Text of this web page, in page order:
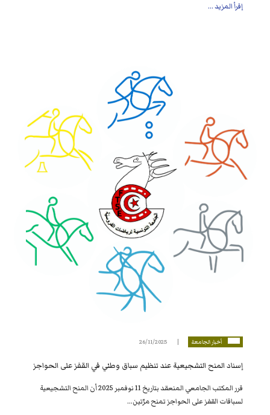
إقرأ المزيد ...
أخبار الجامعة
إسناد المنح التشجيعية عند تنظيم سباق وطني في القفز على الحواجز
قرر المكتب الجامعي المنعقد بتاريخ 11 نوفمبر 2025 أن المنح التشجيعية
لسباقات القفز على الحواجز تمنح مرّتين...